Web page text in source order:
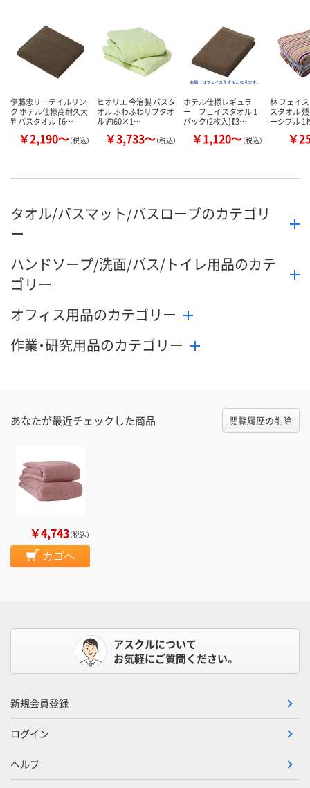
カ
伊藤忠リーテイルリン
ク ホテル仕様高耐久大
判バスタオル 【6…
￥2,190～（税込）
ヒオリエ 今治製 バスタ
オル ふわふわリブタオ
ル 約60×1…
￥3,733～（税込）
ホテル仕様レギュラ
ー フェイスタオル 1
パック(2枚入)【3…
￥1,120～（税込）
林 フェイ
スタオル
ーシブル 1
￥
タオル/バスマット/バスローブのカテゴリ
ー
ハンドソープ/洗面/バス/トイレ用品のカテ
ゴリー
オフィス用品のカテゴリー
作業・研究用品のカテゴリー
あなたが最近チェックした商品 閲覧履歴の削除
￥4,743（税込）
カゴへ
アスクルについて
お気軽にご質問ください。
新規会員登録
ログイン
ヘルプ